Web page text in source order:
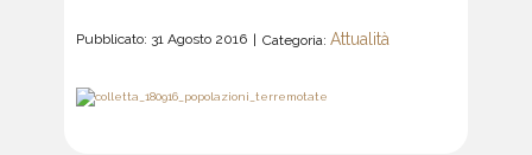
Pubblicato: 31 Agosto 2016 Categoria: Attualità